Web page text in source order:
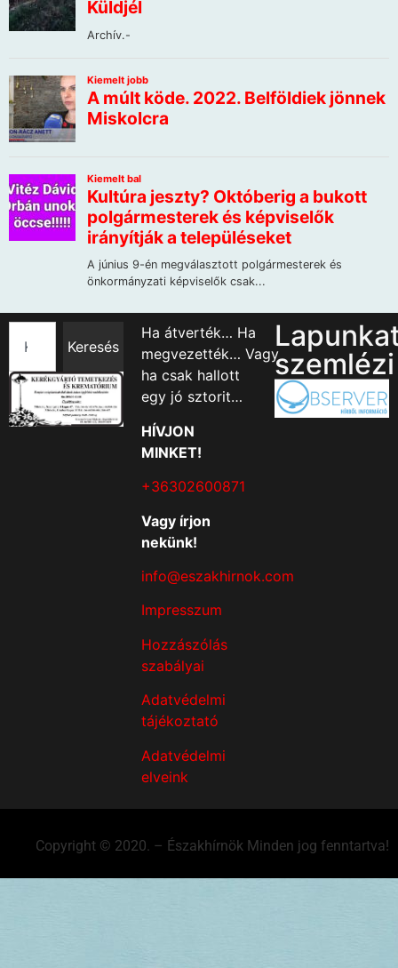
Keresés
Ha átverték… Ha
megvezették… Vagy
ha csak hallott
egy jó sztorit…
HÍVJON
MINKET!
+36302600871
Vagy írjon
nekünk!
info@eszakhirnok.com
Impresszum
Hozzászólás
szabályai
Adatvédelmi
tájékoztató
Adatvédelmi
elveink
szemlézi
Copyright © 2020. – Északhírnök Minden jog fenntartva!